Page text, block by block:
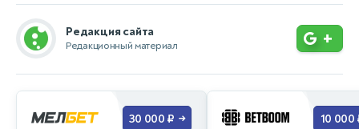
Редакция сайта
Редакционный материал +
30 000 ₽ → 10 000